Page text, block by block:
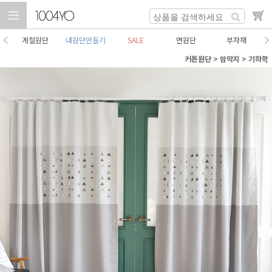
계절원단 내원단만들기 SALE 면원단
부자재
커튼원단 > 암막지 > 기하학